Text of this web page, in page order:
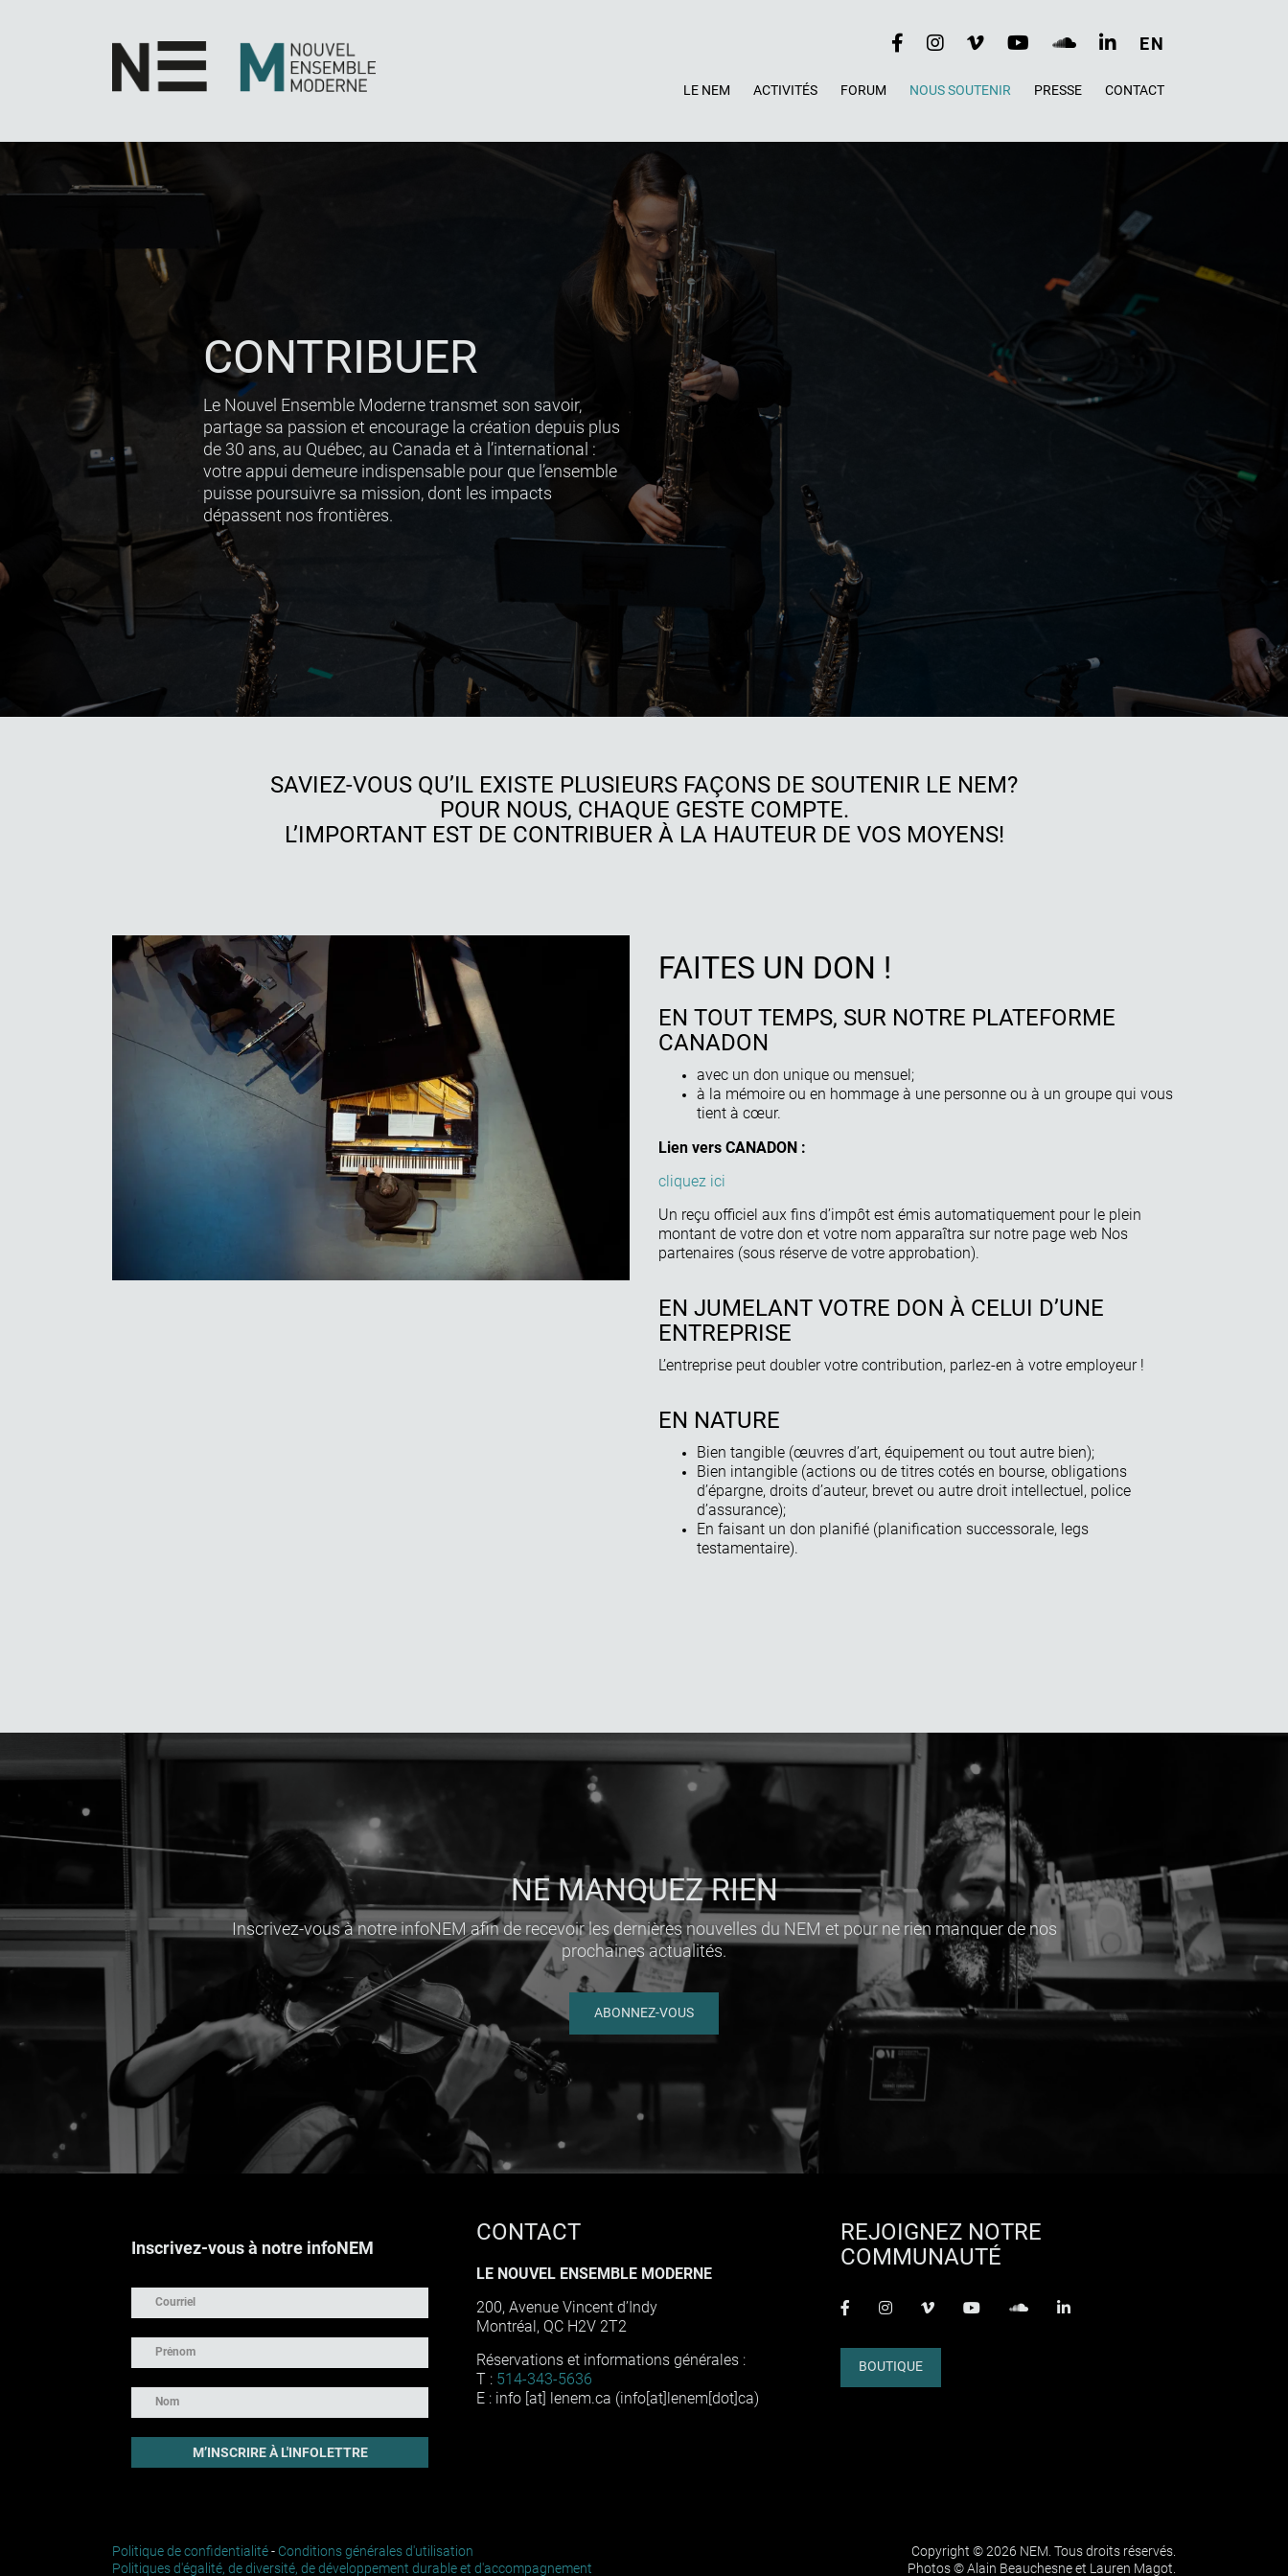
RÉSEAUX
SOCIAUX
EN
LE NEM ACTIVITÉS FORUM NOUS SOUTENIR PRESSE CONTACT
CONTRIBUER
Le Nouvel Ensemble Moderne transmet son savoir,
partage sa passion et encourage la création depuis plus
de 30 ans, au Québec, au Canada et à l’international :
votre appui demeure indispensable pour que l’ensemble
puisse poursuivre sa mission, dont les impacts
dépassent nos frontières.
SAVIEZ-VOUS QU’IL EXISTE PLUSIEURS FAÇONS DE SOUTENIR LE NEM?
POUR NOUS, CHAQUE GESTE COMPTE.
L’IMPORTANT EST DE CONTRIBUER À LA HAUTEUR DE VOS MOYENS!
FAITES UN DON !
EN TOUT TEMPS, SUR NOTRE PLATEFORME
CANADON
avec un don unique ou mensuel;
à la mémoire ou en hommage à une personne ou à un groupe qui vous
tient à cœur.
Lien vers CANADON :
cliquez ici
Un reçu officiel aux fins d’impôt est émis automatiquement pour le plein
montant de votre don et votre nom apparaîtra sur notre page web Nos
partenaires (sous réserve de votre approbation).
EN JUMELANT VOTRE DON À CELUI D’UNE
ENTREPRISE
L’entreprise peut doubler votre contribution, parlez-en à votre employeur !
EN NATURE
Bien tangible (œuvres d’art, équipement ou tout autre bien);
Bien intangible (actions ou de titres cotés en bourse, obligations
d’épargne, droits d’auteur, brevet ou autre droit intellectuel, police
d’assurance);
En faisant un don planifié (planification successorale, legs
testamentaire).
NE MANQUEZ RIEN
Inscrivez-vous à notre infoNEM afin de recevoir les dernières nouvelles du NEM et pour ne rien manquer de nos
prochaines actualités.
ABONNEZ-VOUS
Inscrivez-vous à notre infoNEM
CONTACT
LE NOUVEL ENSEMBLE MODERNE
200, Avenue Vincent d’Indy
Montréal, QC H2V 2T2
Réservations et informations générales :
T : 514-343-5636
E : info [at] lenem.ca (info[at]lenem[dot]ca)
REJOIGNEZ NOTRE
COMMUNAUTÉ
facebook-finstagramvimeo youtubesoundcloudlinkedin
BOUTIQUE
Politique de confidentialité - Conditions générales d'utilisation
Politiques d'égalité, de diversité, de développement durable et d'accompagnement
Copyright © 2026 NEM. Tous droits réservés.
Photos © Alain Beauchesne et Lauren Magot.